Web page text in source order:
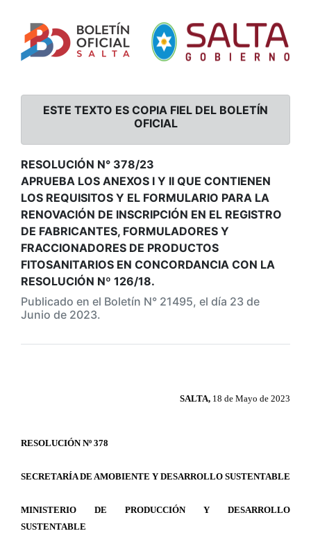
ESTE TEXTO ES COPIA FIEL DEL BOLETÍN
OFICIAL
RESOLUCIÓN N° 378/23
APRUEBA LOS ANEXOS I Y II QUE CONTIENEN
LOS REQUISITOS Y EL FORMULARIO PARA LA
RENOVACIÓN DE INSCRIPCIÓN EN EL REGISTRO
DE FABRICANTES, FORMULADORES Y
FRACCIONADORES DE PRODUCTOS
FITOSANITARIOS EN CONCORDANCIA CON LA
RESOLUCIÓN Nº 126/18.
Publicado en el Boletín N° 21495, el día 23 de
Junio de 2023.
SALTA, 18 de Mayo de 2023
RESOLUCIÓN Nº 378
SECRETARÍA DE AMOBIENTE Y DESARROLLO SUSTENTABLE
MINISTERIO DE PRODUCCIÓN Y DESARROLLO
SUSTENTABLE